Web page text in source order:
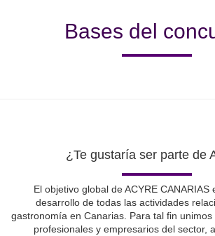
Bases del
¿Te gustaría ser parte de
El objetivo global de ACYRE CANARIAS
desarrollo de todas las actividades
gastronomía en Canarias. Para tal fin
profesionales y empresarios del sector,